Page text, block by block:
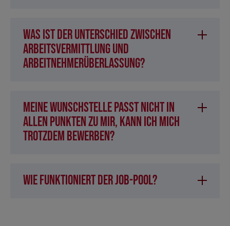
Was ist der Unterschied zwischen
Arbeitsvermittlung und
Arbeitnehmerüberlassung?
Meine Wunschstelle passt nicht in
allen Punkten zu mir, kann ich mich
trotzdem bewerben?
Wie funktioniert der Job-Pool?